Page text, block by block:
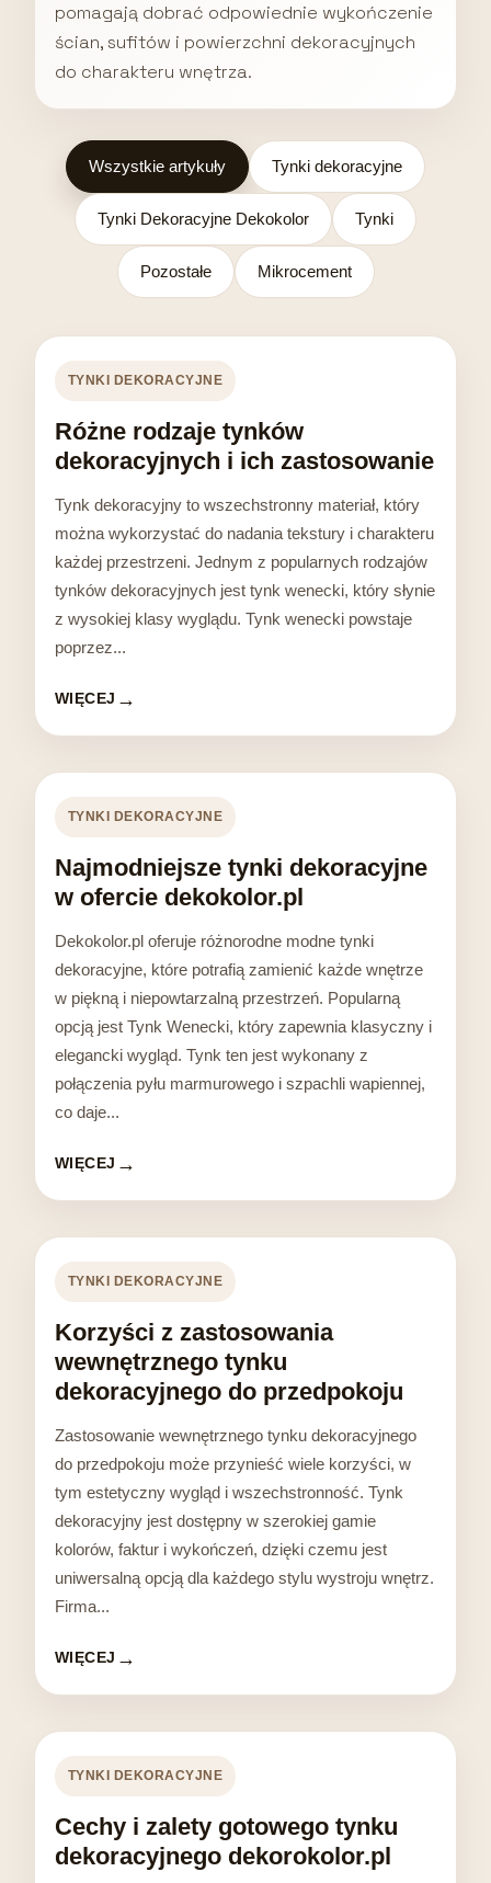
pomagają dobrać odpowiednie wykończenie
ścian, sufitów i powierzchni dekoracyjnych
do charakteru wnętrza.
Wszystkie artykuły Tynki dekoracyjne
Tynki Dekoracyjne Dekokolor Tynki
Pozostałe Mikrocement
TYNKI DEKORACYJNE
Różne rodzaje tynków
dekoracyjnych i ich zastosowanie
Tynk dekoracyjny to wszechstronny materiał, który
można wykorzystać do nadania tekstury i charakteru
każdej przestrzeni. Jednym z popularnych rodzajów
tynków dekoracyjnych jest tynk wenecki, który słynie
z wysokiej klasy wyglądu. Tynk wenecki powstaje
poprzez...
WIĘCEJ
TYNKI DEKORACYJNE
Najmodniejsze tynki dekoracyjne
w ofercie dekokolor.pl
Dekokolor.pl oferuje różnorodne modne tynki
dekoracyjne, które potrafią zamienić każde wnętrze
w piękną i niepowtarzalną przestrzeń. Popularną
opcją jest Tynk Wenecki, który zapewnia klasyczny i
elegancki wygląd. Tynk ten jest wykonany z
połączenia pyłu marmurowego i szpachli wapiennej,
co daje...
WIĘCEJ
TYNKI DEKORACYJNE
Korzyści z zastosowania
wewnętrznego tynku
dekoracyjnego do przedpokoju
Zastosowanie wewnętrznego tynku dekoracyjnego
do przedpokoju może przynieść wiele korzyści, w
tym estetyczny wygląd i wszechstronność. Tynk
dekoracyjny jest dostępny w szerokiej gamie
kolorów, faktur i wykończeń, dzięki czemu jest
uniwersalną opcją dla każdego stylu wystroju wnętrz.
Firma...
WIĘCEJ
TYNKI DEKORACYJNE
Cechy i zalety gotowego tynku
dekoracyjnego dekorokolor.pl